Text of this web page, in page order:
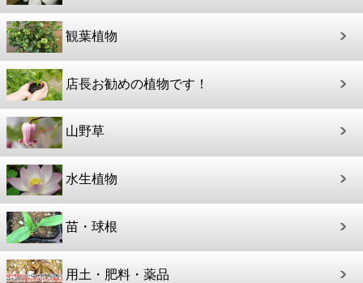
観葉植物
店長お勧めの植物です！
山野草
水生植物
苗・球根
用土・肥料・薬品